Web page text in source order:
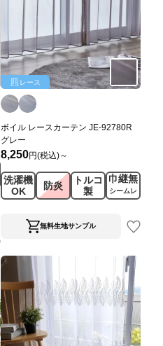
レース
ボイル レースカーテン JE-92780R
グレー
8,250円(税込)～
洗濯機
OK
防炎
トルコ
製
巾継無
シームレ
ス
無料生地サンプル